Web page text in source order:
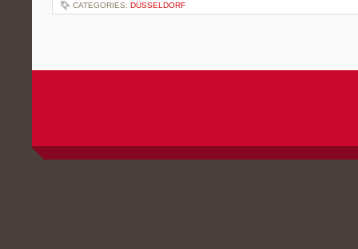
CATEGORIES: DÜSSELDORF